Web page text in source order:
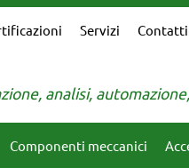
Servizi Contatti
analisi,
Componenti meccanici